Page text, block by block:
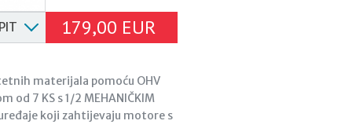
179,00 EUR
materijala pomoću OHV
7 KS s 1/2 MEHANIČKIM
koji zahtijevaju motore s